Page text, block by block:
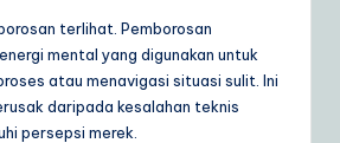
terlihat. Pemborosan
mental yang digunakan untuk
atau menavigasi situasi sulit. Ini
daripada kesalahan teknis
persepsi merek.